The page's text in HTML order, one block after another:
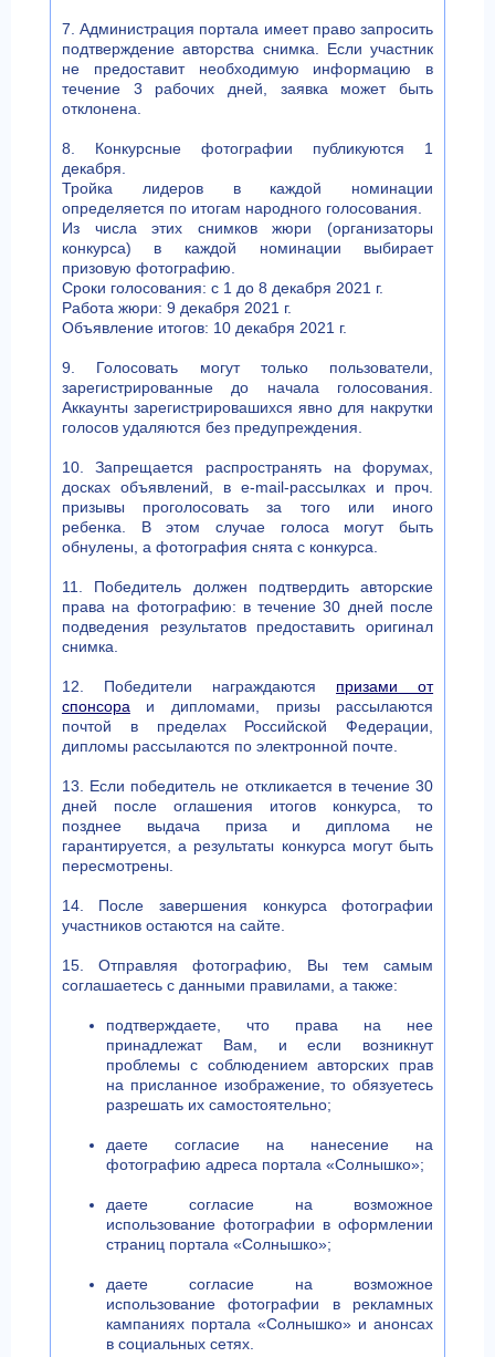
7. Администрация портала имеет право запросить
подтверждение авторства снимка. Если участник
не предоставит необходимую информацию в
течение 3 рабочих дней, заявка может быть
отклонена.
8. Конкурсные фотографии публикуются 1
декабря.
Тройка лидеров в каждой номинации
определяется по итогам народного голосования.
Из числа этих снимков жюри (организаторы
конкурса) в каждой номинации выбирает
призовую фотографию.
Сроки голосования: с 1 до 8 декабря 2021 г.
Работа жюри: 9 декабря 2021 г.
Объявление итогов: 10 декабря 2021 г.
9. Голосовать могут только пользователи,
зарегистрированные до начала голосования.
Аккаунты зарегистрировашихся явно для накрутки
голосов удаляются без предупреждения.
10. Запрещается распространять на форумах,
досках объявлений, в e-mail-рассылках и проч.
призывы проголосовать за того или иного
ребенка. В этом случае голоса могут быть
обнулены, а фотография снята с конкурса.
11. Победитель должен подтвердить авторские
права на фотографию: в течение 30 дней после
подведения результатов предоставить оригинал
снимка.
12. Победители награждаются призами от
спонсора и дипломами, призы рассылаются
почтой в пределах Российской Федерации,
дипломы рассылаются по электронной почте.
13. Если победитель не откликается в течение 30
дней после оглашения итогов конкурса, то
позднее выдача приза и диплома не
гарантируется, а результаты конкурса могут быть
пересмотрены.
14. После завершения конкурса фотографии
участников остаются на сайте.
15. Отправляя фотографию, Вы тем самым
соглашаетесь с данными правилами, а также:
подтверждаете, что права на нее
принадлежат Вам, и если возникнут
проблемы с соблюдением авторских прав
на присланное изображение, то обязуетесь
разрешать их самостоятельно;
даете согласие на нанесение на
фотографию адреса портала «Солнышко»;
даете согласие на возможное
использование фотографии в оформлении
страниц портала «Солнышко»;
даете согласие на возможное
использование фотографии в рекламных
кампаниях портала «Солнышко» и анонсах
в социальных сетях.